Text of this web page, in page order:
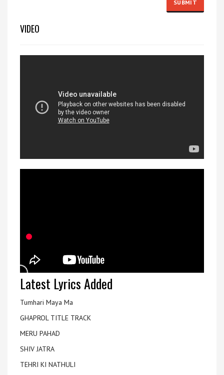
VIDEO
Latest Lyrics Added
Tumhari Maya Ma
GHAPROL TITLE TRACK
MERU PAHAD
SHIV JATRA
TEHRI KI NATHULI